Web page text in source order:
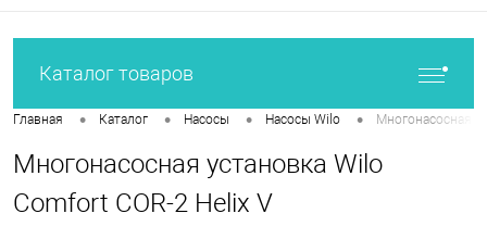
Каталог товаров
Главная • Каталог • Насосы • Насосы Wilo • Многонасосная
Многонасосная установка Wilo
Comfort COR-2 Helix V